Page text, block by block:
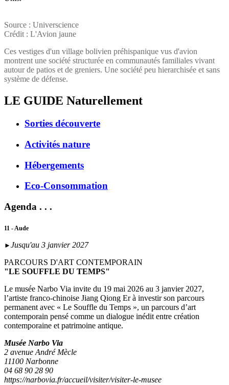
Source : Universcience
Crédit : L'Avion jaune
Ces vestiges d'un village bolivien préhispanique vus d'avion
montrent une société structurée en communautés familiales vivant
autour de patios et de greniers. Une société peu hierarchisée et sans
système de défense.
LE GUIDE Naturellement
Sorties découverte
Activités nature
Hébergements
Eco-Consommation
Agenda . . .
11 - Aude
► Jusqu'au 3 janvier 2027
PARCOURS D'ART CONTEMPORAIN
"LE SOUFFLE DU TEMPS"
Le musée Narbo Via invite du 19 mai 2026 au 3 janvier 2027,
l’artiste franco-chinoise Jiang Qiong Er à investir son parcours
permanent avec « Le Souffle du Temps », un parcours d’art
contemporain pensé comme un dialogue inédit entre création
contemporaine et patrimoine antique.
Musée Narbo Via
2 avenue André Mècle
11100 Narbonne
04 68 90 28 90
https://narbovia.fr/accueil/visiter/visiter-le-musee